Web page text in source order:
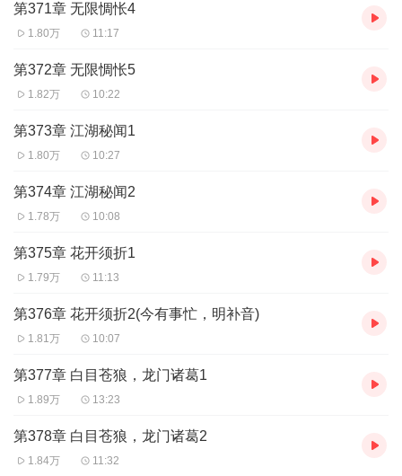
第371章 无限惆怅4
1.80万 11:17
第372章 无限惆怅5
1.82万 10:22
第373章 江湖秘闻1
1.80万 10:27
第374章 江湖秘闻2
1.78万 10:08
第375章 花开须折1
1.79万 11:13
第376章 花开须折2(今有事忙，明补音)
1.81万 10:07
第377章 白目苍狼，龙门诸葛1
1.89万 13:23
第378章 白目苍狼，龙门诸葛2
1.84万 11:32